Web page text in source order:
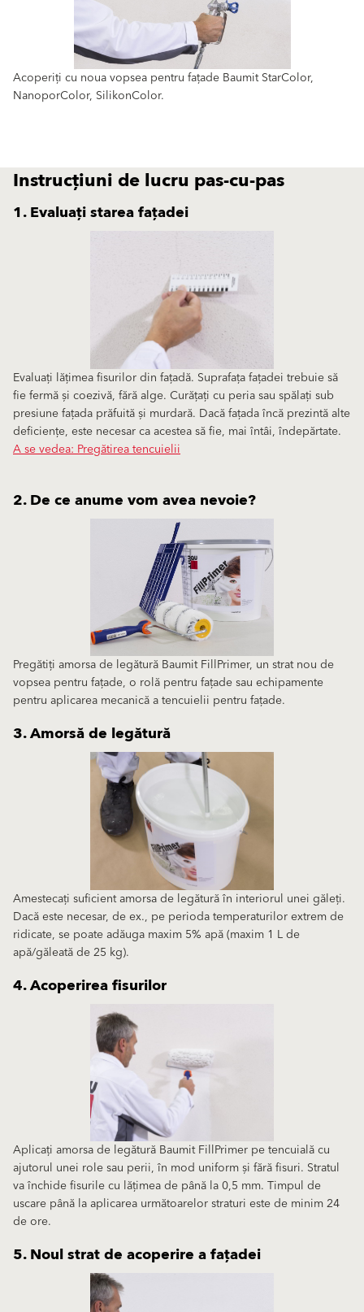
Acoperiți cu noua vopsea pentru fațade Baumit StarColor,
NanoporColor, SilikonColor.
Instrucțiuni de lucru pas-cu-pas
1. Evaluați starea fațadei
Evaluați lățimea fisurilor din fațadă. Suprafața fațadei trebuie să
fie fermă și coezivă, fără alge. Curățați cu peria sau spălați sub
presiune fațada prăfuită și murdară. Dacă fațada încă prezintă alte
deficiențe, este necesar ca acestea să fie, mai întâi, îndepărtate.
A se vedea: Pregătirea tencuielii
2. De ce anume vom avea nevoie?
Pregătiți amorsa de legătură Baumit FillPrimer, un strat nou de
vopsea pentru fațade, o rolă pentru fațade sau echipamente
pentru aplicarea mecanică a tencuielii pentru fațade.
3. Amorsă de legătură
Amestecați suficient amorsa de legătură în interiorul unei găleți.
Dacă este necesar, de ex., pe perioda temperaturilor extrem de
ridicate, se poate adăuga maxim 5% apă (maxim 1 L de
apă/găleată de 25 kg).
4. Acoperirea fisurilor
Aplicați amorsa de legătură Baumit FillPrimer pe tencuială cu
ajutorul unei role sau perii, în mod uniform și fără fisuri. Stratul
va închide fisurile cu lățimea de până la 0,5 mm. Timpul de
uscare până la aplicarea următoarelor straturi este de minim 24
de ore.
5. Noul strat de acoperire a fațadei